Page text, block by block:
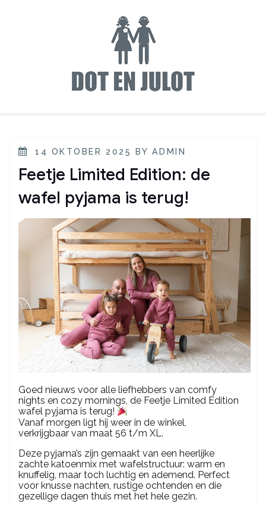
14 OKTOBER 2025 BYADMIN
Feetje Limited Edition: de
wafel pyjama is terug!
Goed nieuws voor alle liefhebbers van comfy
nights en cozy mornings, de Feetje Limited Edition
wafel pyjama is terug!
Vanaf morgen ligt hij weer in de winkel,
verkrijgbaar van maat 56 t/m XL.
Deze pyjama’s zijn gemaakt van een heerlijke
zachte katoenmix met wafelstructuur: warm en
knuffelig, maar toch luchtig en ademend. Perfect
voor knusse nachten, rustige ochtenden en die
gezellige dagen thuis met het hele gezin.